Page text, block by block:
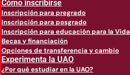
Cómo inscribirse
Inscripción para pregrado
Inscripción para posgrado
Inscripción para educación para la Vida
Becas y financiación
Opciones de transferencia y cambio
Experimenta la UAO
¿Por qué estudiar en la UAO?